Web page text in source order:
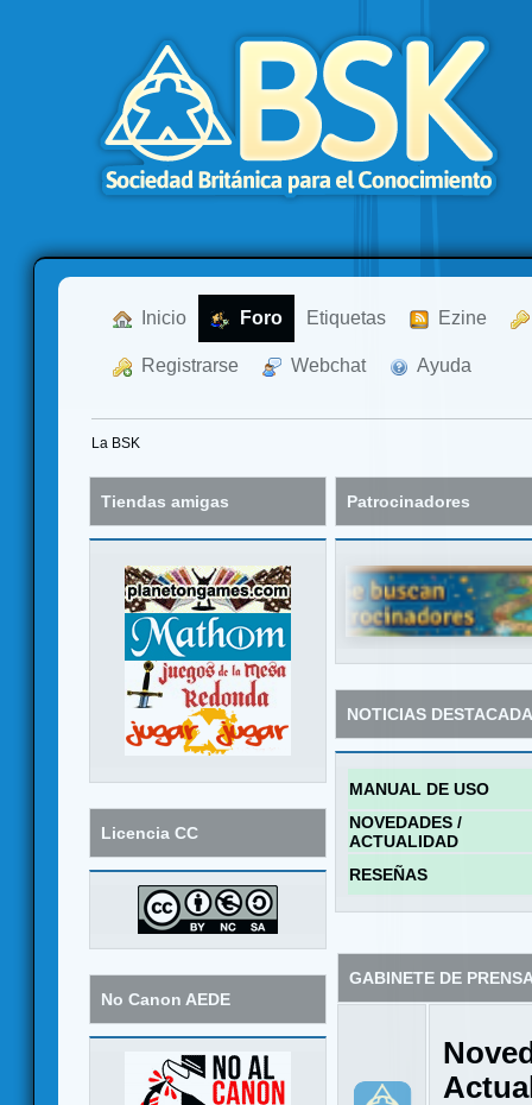
Inicio Foro Etiquetas Ezine
Registrarse Webchat Ayuda
La BSK
Tiendas amigas
Licencia CC
No Canon AEDE
Patrocinadores
NOTICIAS
MANUAL DE USO
NOVEDADES /
ACTUALIDAD
RESEÑAS
GABINETE DE